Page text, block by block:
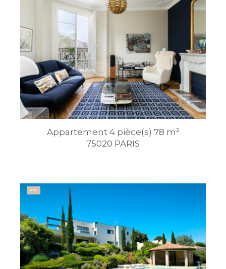
Appartement 4 pièce(s) 78 m²
75020 PARIS
VENDU